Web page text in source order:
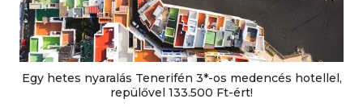
Egy hetes nyaralás Tenerifén 3*-os medencés hotellel,
repülővel 133.500 Ft-ért!